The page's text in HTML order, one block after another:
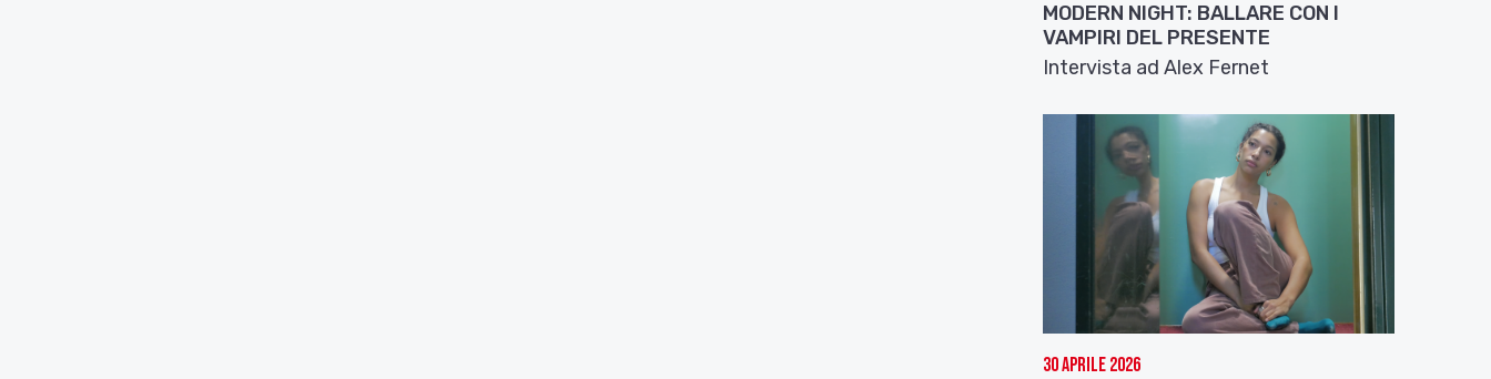
MODERN NIGHT: BALLARE CON I
VAMPIRI DEL PRESENTE
Intervista ad Alex Fernet
30 Aprile 2026